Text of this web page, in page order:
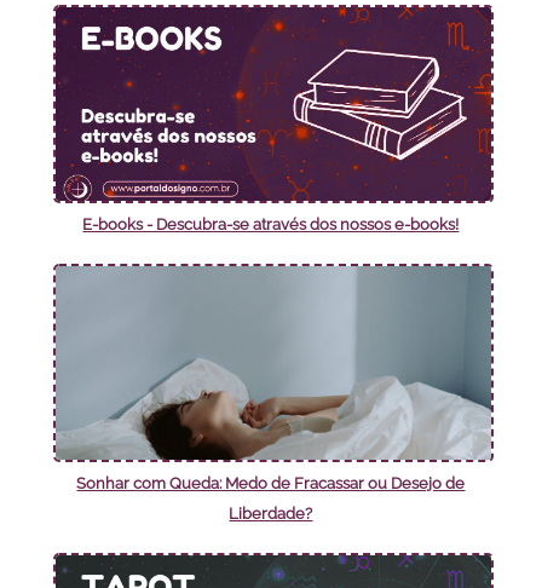
E-books - Descubra-se através dos nossos e-books!
Sonhar com Queda: Medo de Fracassar ou Desejo de
Liberdade?